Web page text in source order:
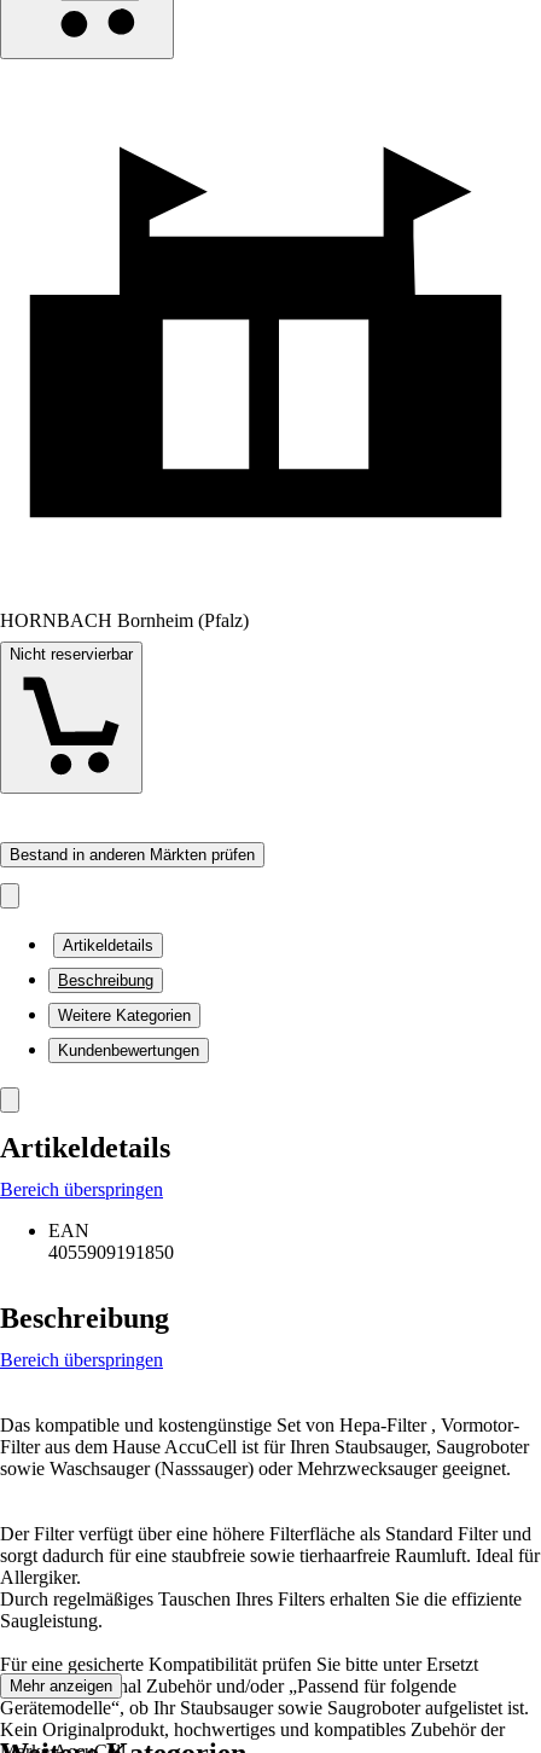
HORNBACH Bornheim (Pfalz)
Nicht reservierbar
Bestand in anderen Märkten prüfen
Artikeldetails
Beschreibung
Weitere Kategorien
Kundenbewertungen
Artikeldetails
Bereich überspringen
EAN
4055909191850
Beschreibung
Bereich überspringen
Das kompatible und kostengünstige Set von Hepa-Filter , Vormotor-
Filter aus dem Hause AccuCell ist für Ihren Staubsauger, Saugroboter
sowie Waschsauger (Nasssauger) oder Mehrzwecksauger geeignet.
Der Filter verfügt über eine höhere Filterfläche als Standard Filter und
sorgt dadurch für eine staubfreie sowie tierhaarfreie Raumluft. Ideal für
Allergiker.
Durch regelmäßiges Tauschen Ihres Filters erhalten Sie die effiziente
Saugleistung.
Für eine gesicherte Kompatibilität prüfen Sie bitte unter Ersetzt
folgendes Original Zubehör und/oder „Passend für folgende
Gerätemodelle“, ob Ihr Staubsauger sowie Saugroboter aufgelistet ist.
Kein Originalprodukt, hochwertiges und kompatibles Zubehör der
Mehr anzeigen